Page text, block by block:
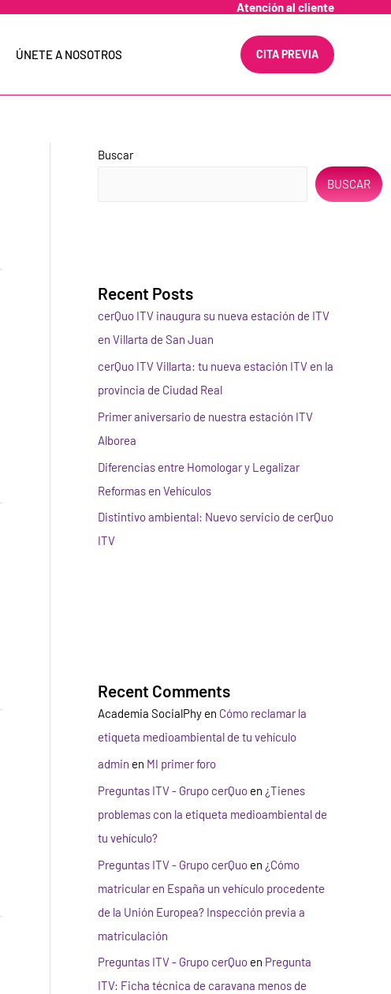
Atención al cliente
ÚNETE A NOSOTROS CITA PREVIA
Buscar
BUSCAR
Recent Posts
cerQuo ITV inaugura su nueva estación de ITV
en Villarta de San Juan
cerQuo ITV Villarta: tu nueva estación ITV en la
provincia de Ciudad Real
Primer aniversario de nuestra estación ITV
Alborea
Diferencias entre Homologar y Legalizar
Reformas en Vehículos
Distintivo ambiental: Nuevo servicio de cerQuo
ITV
Recent Comments
Academia SocialPhy en Cómo reclamar la
etiqueta medioambiental de tu vehículo
admin en MI primer foro
Preguntas ITV - Grupo cerQuo en ¿Tienes
problemas con la etiqueta medioambiental de
tu vehículo?
Preguntas ITV - Grupo cerQuo en ¿Cómo
matricular en España un vehículo procedente
de la Unión Europea? Inspección previa a
matriculación
Preguntas ITV - Grupo cerQuo en Pregunta
ITV: Ficha técnica de caravana menos de